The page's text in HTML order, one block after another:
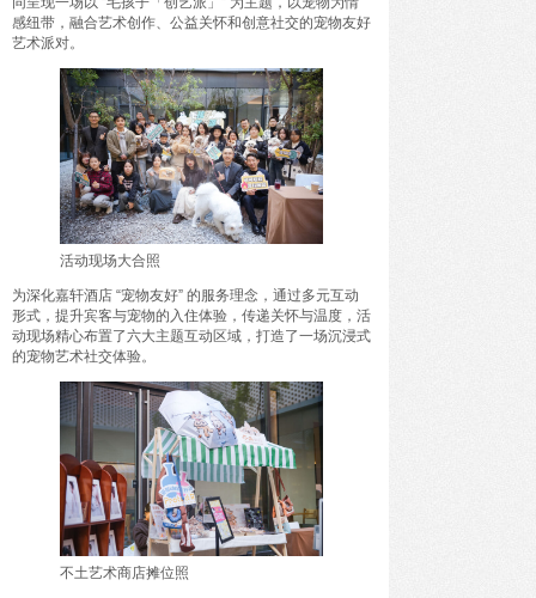
感纽带，融合艺术创作、公益关怀和创意社交的宠物友好
艺术派对。
活动现场大合照
为深化嘉轩酒店 “宠物友好” 的服务理念，通过多元互动
形式，提升宾客与宠物的入住体验，传递关怀与温度，活
动现场精心布置了六大主题互动区域，打造了一场沉浸式
的宠物艺术社交体验。
不土艺术商店摊位照